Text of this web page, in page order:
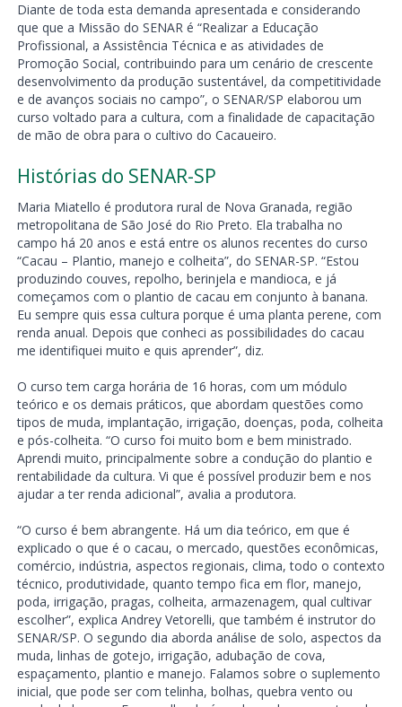
Diante de toda esta demanda apresentada e considerando
que que a Missão do SENAR é “Realizar a Educação
Profissional, a Assistência Técnica e as atividades de
Promoção Social, contribuindo para um cenário de crescente
desenvolvimento da produção sustentável, da competitividade
e de avanços sociais no campo”, o SENAR/SP elaborou um
curso voltado para a cultura, com a finalidade de capacitação
de mão de obra para o cultivo do Cacaueiro.
Histórias do SENAR-SP
Maria Miatello é produtora rural de Nova Granada, região
metropolitana de São José do Rio Preto. Ela trabalha no
campo há 20 anos e está entre os alunos recentes do curso
“Cacau – Plantio, manejo e colheita”, do SENAR-SP. “Estou
produzindo couves, repolho, berinjela e mandioca, e já
começamos com o plantio de cacau em conjunto à banana.
Eu sempre quis essa cultura porque é uma planta perene, com
renda anual. Depois que conheci as possibilidades do cacau
me identifiquei muito e quis aprender”, diz.
O curso tem carga horária de 16 horas, com um módulo
teórico e os demais práticos, que abordam questões como
tipos de muda, implantação, irrigação, doenças, poda, colheita
e pós-colheita. “O curso foi muito bom e bem ministrado.
Aprendi muito, principalmente sobre a condução do plantio e
rentabilidade da cultura. Vi que é possível produzir bem e nos
ajudar a ter renda adicional”, avalia a produtora.
“O curso é bem abrangente. Há um dia teórico, em que é
explicado o que é o cacau, o mercado, questões econômicas,
comércio, indústria, aspectos regionais, clima, todo o contexto
técnico, produtividade, quanto tempo fica em flor, manejo,
poda, irrigação, pragas, colheita, armazenagem, qual cultivar
escolher”, explica Andrey Vetorelli, que também é instrutor do
SENAR/SP. O segundo dia aborda análise de solo, aspectos da
muda, linhas de gotejo, irrigação, adubação de cova,
espaçamento, plantio e manejo. Falamos sobre o suplemento
inicial, que pode ser com telinha, bolhas, quebra vento ou